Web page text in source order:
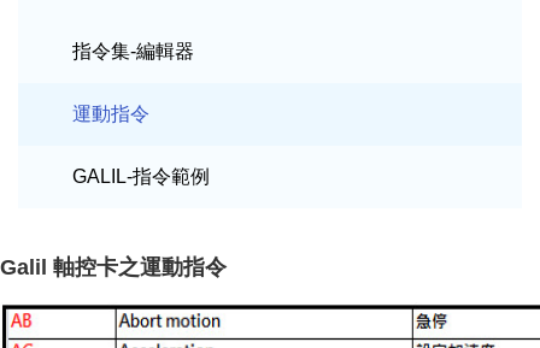
指令集-編輯器
運動指令
GALIL-指令範例
Galil 軸控卡之運動指令